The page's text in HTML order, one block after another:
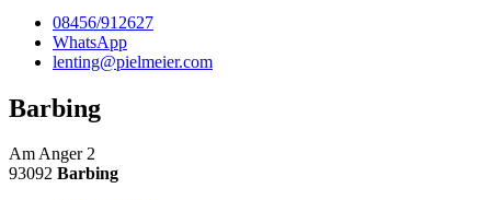
08456/912627
WhatsApp
lenting@pielmeier.com
Barbing
Am Anger 2
93092 Barbing